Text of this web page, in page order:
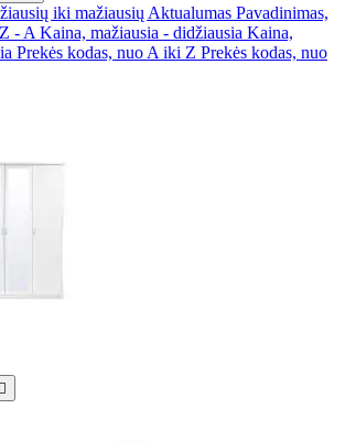
iki mažiausių Aktualumas Pavadinimas,
- A Kaina, mažiausia - didžiausia Kaina,
Prekės kodas, nuo A iki Z Prekės kodas, nuo
